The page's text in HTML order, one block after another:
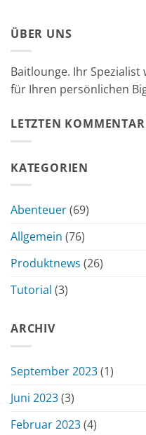
ÜBER UNS
Baitlounge. Ihr
für Ihren persönlichen
LETZTEN
KATEGORIEN
Abenteuer(69)
Allgemein (76)
Produktnews (26)
Tutorial (3)
ARCHIV
September 2023(1)
Juni 2023(3)
Februar 2023(4)